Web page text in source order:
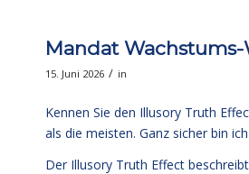
Mandat
15. Juni 2026 / in
Kennen Sie den Illusory Truth
als die meisten. Ganz sicher bin
Der Illusory Truth Effect